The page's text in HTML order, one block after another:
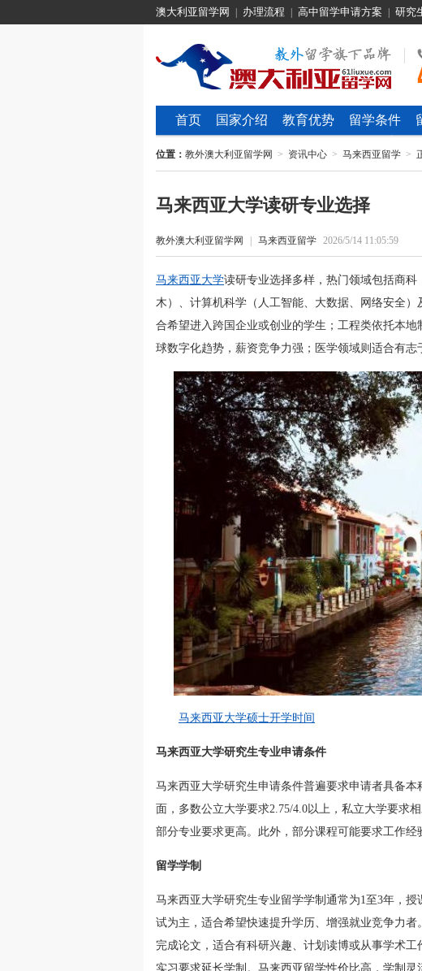
澳大利亚留学网 办理流程 高中留学申请方案 研究
首页 国家介绍 教育优势 留学条件
位置： 教外澳大利亚留学网 > 资讯中心 > 马来西亚留学 >
马来西亚大学读研专业选择
教外澳大利亚留学网 马来西亚留学 2026/5/14 11:05:59
马来西亚大学读研专业选择多样，热门领域包括商
木）、计算机科学（人工智能、大数据、网络安全
合希望进入跨国企业或创业的学生；工程类依托本
球数字化趋势，薪资竞争力强；医学领域则适合有志
马来西亚大学硕士开学时间
马来西亚大学研究生专业申请条件
马来西亚大学研究生申请条件普遍要求申请者具备
面，多数公立大学要求2.75/4.0以上，私立大学要求
部分专业要求更高。此外，部分课程可能要求工作经
留学学制
马来西亚大学研究生专业留学学制通常为1至3年，
试为主，适合希望快速提升学历、增强就业竞争力
完成论文，适合有科研兴趣、计划读博或从事学术
实习要求延长学制。马来西亚留学性价比高，学制灵